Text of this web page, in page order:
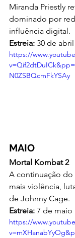
Miranda Priestly
dominado por
influência digital.
Estreia: 30 de abril
https://
N0ZSBQcmFkYSAy
MAIO
Mortal Kombat 2
A continuação
mais violência,
de Johnny Cage.
Estreia: 7 de maio
https://